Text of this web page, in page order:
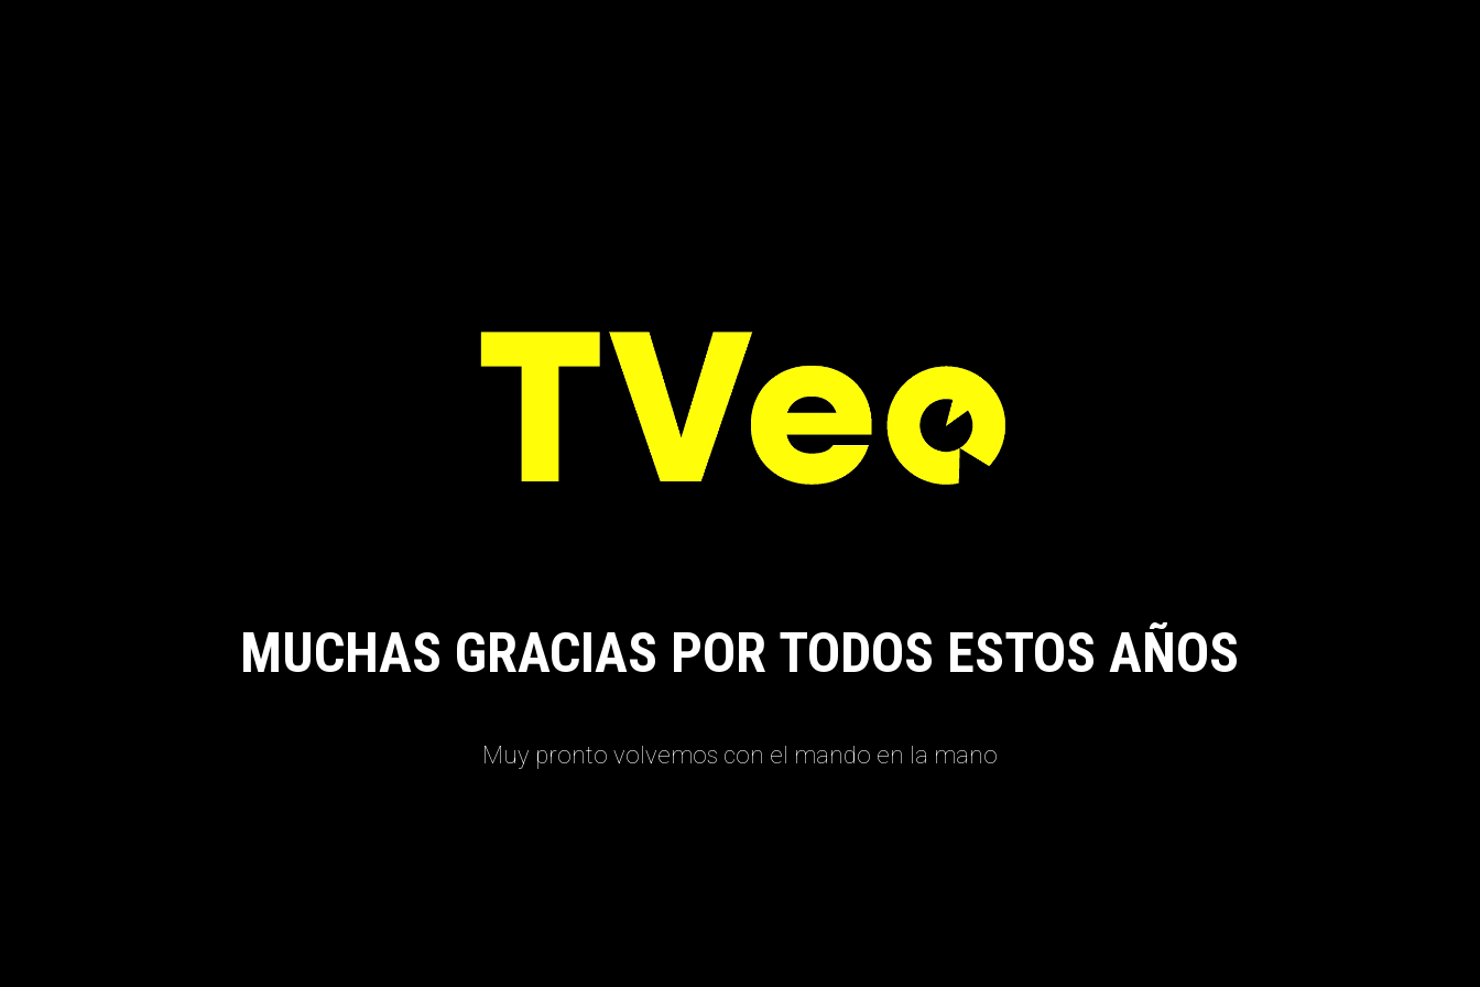
MUCHAS GRACIAS POR TODOS ESTOS AÑOS
Muy pronto volvemos con el mando en la mano